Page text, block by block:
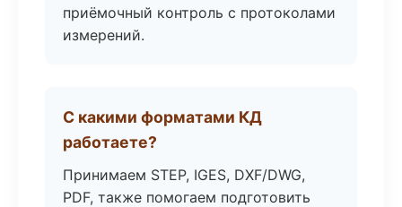
приёмочный контроль с протоколами
измерений.
С какими форматами КД
работаете?
Принимаем STEP, IGES, DXF/DWG,
PDF, также помогаем подготовить